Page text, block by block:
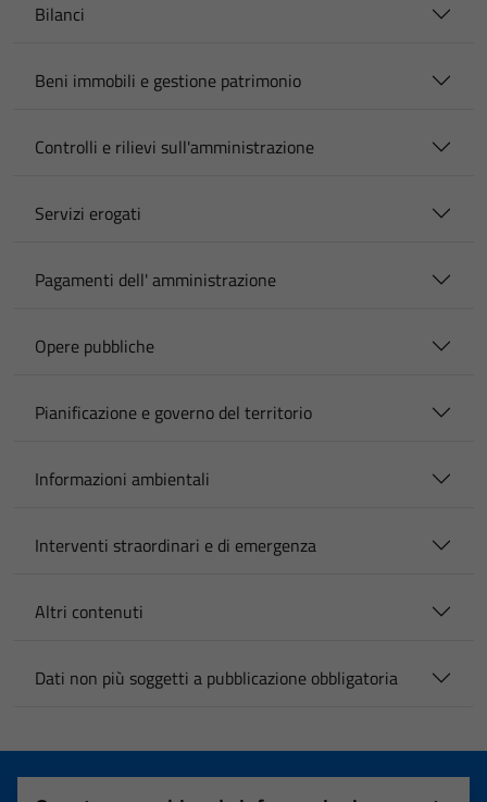
Bilanci
Beni immobili e gestione patrimonio
Controlli e rilievi sull'amministrazione
Servizi erogati
Pagamenti dell' amministrazione
Opere pubbliche
Pianificazione e governo del territorio
Informazioni ambientali
Interventi straordinari e di emergenza
Altri contenuti
Dati non più soggetti a pubblicazione obbligatoria